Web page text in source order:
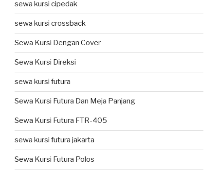
sewa kursi cipedak
sewa kursi crossback
Sewa Kursi Dengan Cover
Sewa Kursi Direksi
sewa kursi futura
Sewa Kursi Futura Dan Meja Panjang
Sewa Kursi Futura FTR-405
sewa kursi futura jakarta
Sewa Kursi Futura Polos